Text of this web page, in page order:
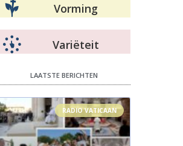
Vorming
Variëteit
LAATSTE BERICHTEN
RADIO VATICAAN